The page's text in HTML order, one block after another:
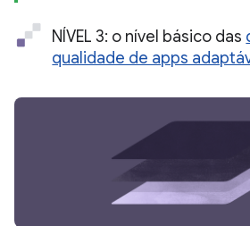
NÍVEL 3: o nível básico das
qualidade de apps